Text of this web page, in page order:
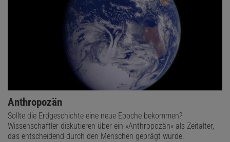
Anthropozän
Sollte die Erdgeschichte eine neue Epoche bekommen?
Wissenschaftler diskutieren über ein »Anthropozän« als Zeitalter,
das entscheidend durch den Menschen geprägt wurde.